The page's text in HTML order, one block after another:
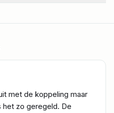
met de koppeling maar
het zo geregeld. De